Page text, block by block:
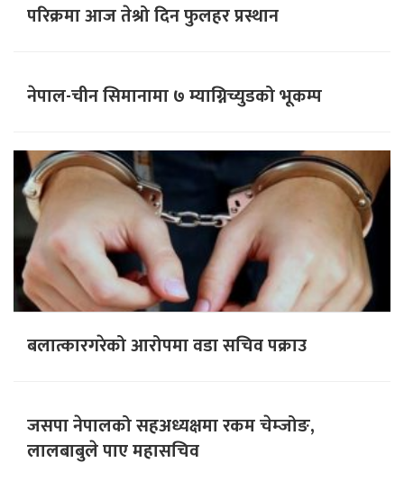
परिक्रमा आज तेश्रो दिन फुलहर प्रस्थान
नेपाल-चीन सिमानामा ७ म्याग्निच्युडको भूकम्प
बलात्कारगरेको आरोपमा वडा सचिव पक्राउ
जसपा नेपालको सहअध्यक्षमा रकम चेम्जोङ,
लालबाबुले पाए महासचिव